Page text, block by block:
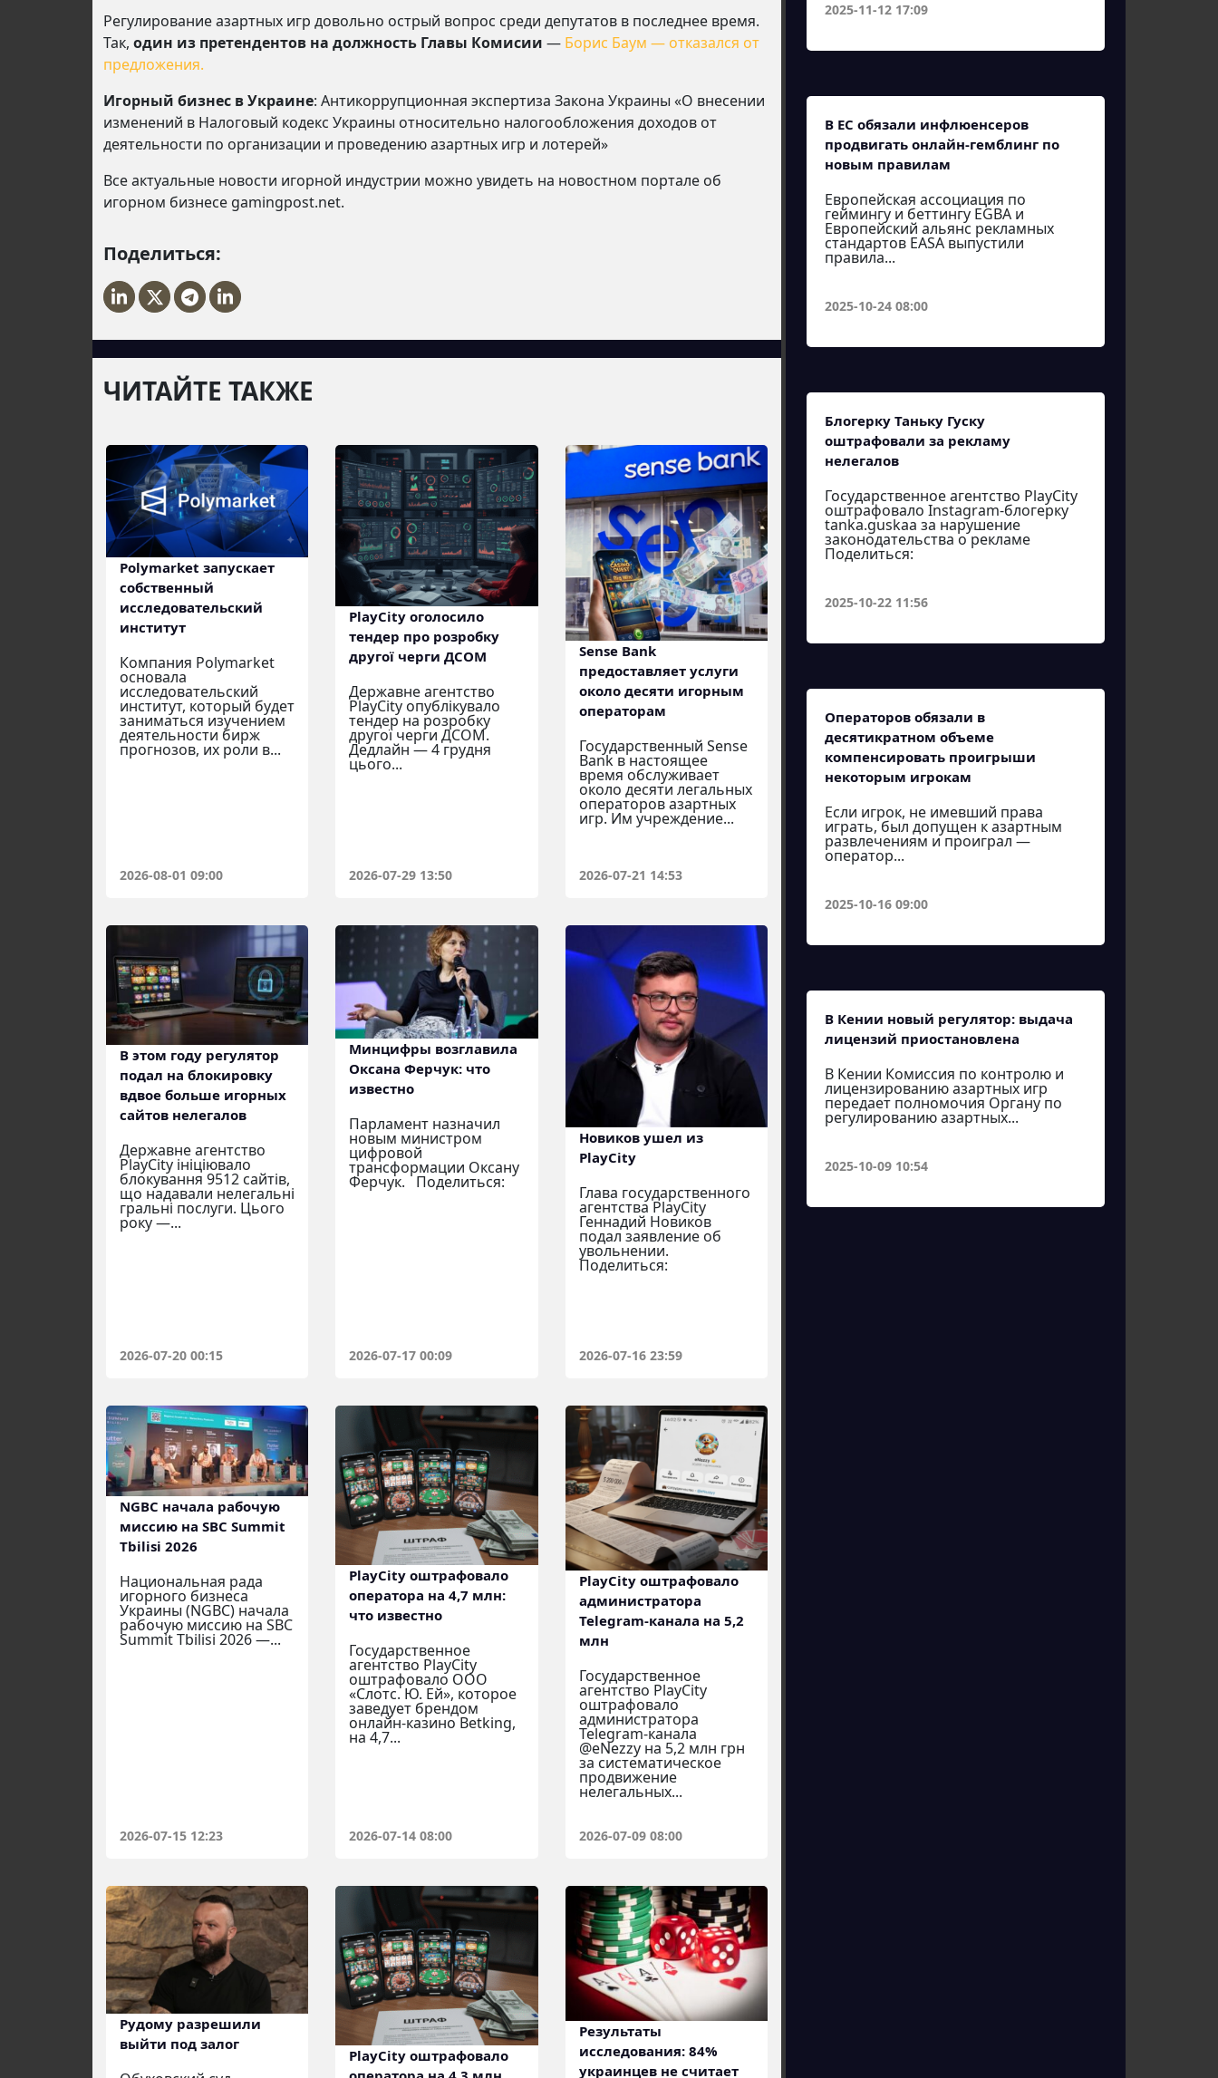
Регулирование азартных игр довольно острый вопрос среди депутатов в последнее время.
Так, один из претендентов на должность Главы Комисии — Борис Баум — отказался от
предложения.
Игорный бизнес в Украине: Антикоррупционная экспертиза Закона Украины «О внесении
изменений в Налоговый кодекс Украины относительно налогообложения доходов от
деятельности по организации и проведению азартных игр и лотерей»
Все актуальные новости игорной индустрии можно увидеть на новостном портале об
игорном бизнесе gamingpost.net.
Поделиться:
ЧИТАЙТЕ ТАКЖЕ
Polymarket запускает
собственный
исследовательский
институт
Компания Polymarket
основала
исследовательский
институт, который будет
заниматься изучением
деятельности бирж
прогнозов, их роли в...
2026-08-01 09:00
PlayCity оголосило
тендер про розробку
другої черги ДСОМ
Державне агентство
PlayCity опублікувало
тендер на розробку
другої черги ДСОМ.
Дедлайн — 4 грудня
цього...
2026-07-29 13:50
Sense Bank
предоставляет услуги
около десяти игорным
операторам
Государственный Sense
Bank в настоящее
время обслуживает
около десяти легальных
операторов азартных
игр. Им учреждение...
2026-07-21 14:53
В этом году регулятор
подал на блокировку
вдвое больше игорных
сайтов нелегалов
Державне агентство
PlayCity ініціювало
блокування 9512 сайтів,
що надавали нелегальні
гральні послуги. Цього
року —...
2026-07-20 00:15
Минцифры возглавила
Оксана Ферчук: что
известно
Парламент назначил
новым министром
цифровой
трансформации Оксану
Ферчук. Поделиться:
2026-07-17 00:09
Новиков ушел из
PlayCity
Глава государственного
агентства PlayCity
Геннадий Новиков
подал заявление об
увольнении.
Поделиться:
2026-07-16 23:59
NGBC начала рабочую
миссию на SBC Summit
Tbilisi 2026
Национальная рада
игорного бизнеса
Украины (NGBC) начала
рабочую миссию на SBC
Summit Tbilisi 2026 —...
2026-07-15 12:23
PlayCity оштрафовало
оператора на 4,7 млн:
что известно
Государственное
агентство PlayCity
оштрафовало ООО
«Слотс. Ю. Ей», которое
заведует брендом
онлайн-казино Betking,
на 4,7...
2026-07-14 08:00
PlayCity оштрафовало
администратора
Telegram-канала на 5,2
млн
Государственное
агентство PlayCity
оштрафовало
администратора
Telegram-канала
@eNezzy на 5,2 млн грн
за систематическое
продвижение
нелегальных...
2026-07-09 08:00
Рудому разрешили
выйти под залог
PlayCity оштрафовало
Результаты
исследования: 84%
украинцев не считает
2025-11-12 17:09
В ЕС обязали инфлюенсеров
продвигать онлайн-гемблинг по
новым правилам
Европейская ассоциация по
геймингу и беттингу EGBA и
Европейский альянс рекламных
стандартов EASA выпустили
правила...
2025-10-24 08:00
Блогерку Таньку Гуску
оштрафовали за рекламу
нелегалов
Государственное агентство PlayCity
оштрафовало Instagram-блогерку
tanka.guskaa за нарушение
законодательства о рекламе
Поделиться:
2025-10-22 11:56
Операторов обязали в
десятикратном объеме
компенсировать проигрыши
некоторым игрокам
Если игрок, не имевший права
играть, был допущен к азартным
развлечениям и проиграл —
оператор...
2025-10-16 09:00
В Кении новый регулятор: выдача
лицензий приостановлена
В Кении Комиссия по контролю и
лицензированию азартных игр
передает полномочия Органу по
регулированию азартных...
2025-10-09 10:54